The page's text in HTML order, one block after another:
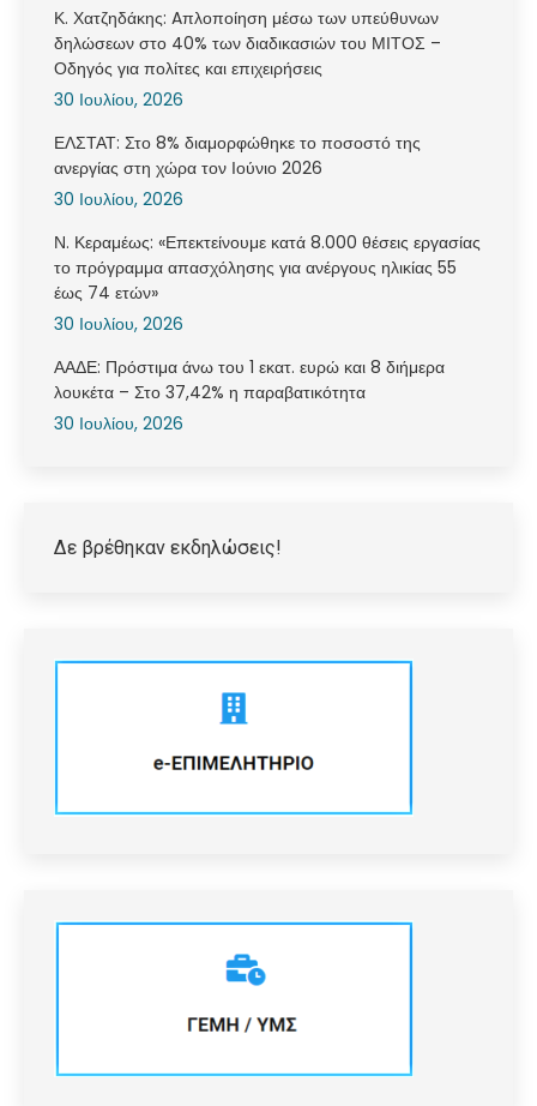
Κ. Χατζηδάκης: Aπλοποίηση μέσω των υπεύθυνων
δηλώσεων στο 40% των διαδικασιών του ΜΙΤΟΣ –
Οδηγός για πολίτες και επιχειρήσεις
30 Ιουλίου, 2026
ΕΛΣΤΑΤ: Στο 8% διαμορφώθηκε το ποσοστό της
ανεργίας στη χώρα τον Ιούνιο 2026
30 Ιουλίου, 2026
Ν. Κεραμέως: «Επεκτείνουμε κατά 8.000 θέσεις εργασίας
το πρόγραμμα απασχόλησης για ανέργους ηλικίας 55
έως 74 ετών»
30 Ιουλίου, 2026
ΑΑΔΕ: Πρόστιμα άνω του 1 εκατ. ευρώ και 8 διήμερα
λουκέτα – Στο 37,42% η παραβατικότητα
30 Ιουλίου, 2026
Δε βρέθηκαν εκδηλώσεις!